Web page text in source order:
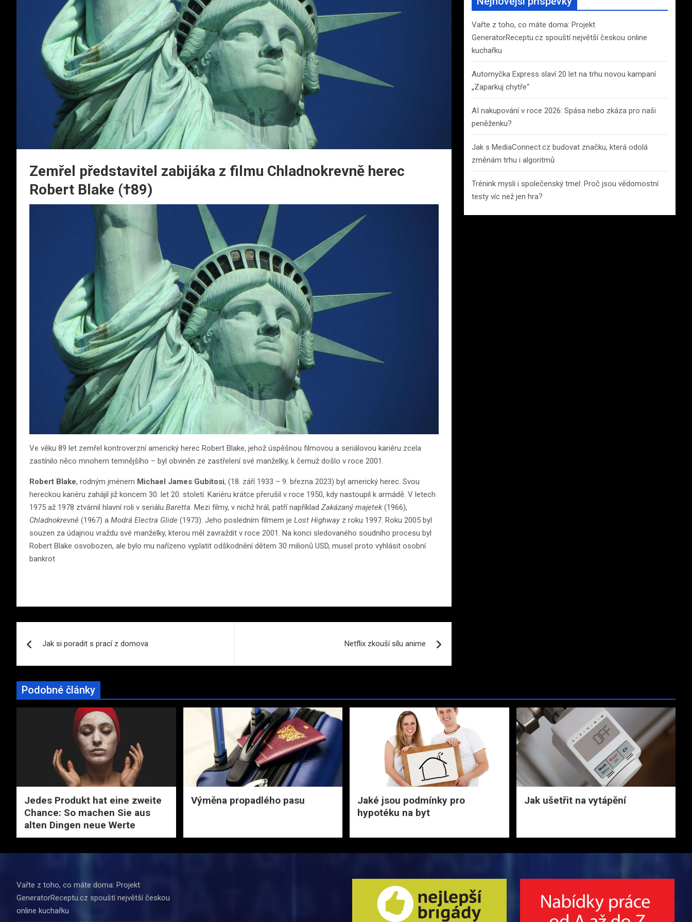
Zemřel představitel zabijáka z filmu Chladnokrevně herec
Robert Blake (†89)
Ve věku 89 let zemřel kontroverzní americký herec Robert Blake, jehož úspěšnou filmovou a seriálovou kariéru zcela
zastínilo něco mnohem temnějšího – byl obviněn ze zastřelení své manželky, k čemuž došlo v roce 2001.
Robert Blake, rodným jménem Michael James Gubitosi, (18. září 1933 – 9. března 2023) byl americký herec. Svou
hereckou kariéru zahájil již koncem 30. let 20. století. Kariéru krátce přerušil v roce 1950, kdy nastoupil k armádě. V letech
1975 až 1978 ztvárnil hlavní roli v seriálu Baretta . Mezi filmy, v nichž hrál, patří například Zakázaný majetek(1966),
Chladnokrevně (1967) a Modrá Electra Glide (1973). Jeho posledním filmem je Lost Highway z roku 1997. Roku 2005 byl
souzen za údajnou vraždu své manželky, kterou měl zavraždit v roce 2001. Na konci sledovaného soudního procesu byl
Robert Blake osvobozen, ale bylo mu nařízeno vyplatit odškodnění dětem 30 milionů USD, musel proto vyhlásit osobní
bankrot
pro
Jak si poradit s prací z domova Netflix zkouší sílu anime
h
Vařte z toho, co máte doma: Projekt
GeneratorReceptu.cz spouští největší českou online
kuchařku
Automyčka Express slaví 20 let na trhu novou kampaní
„Zaparkuj chytře“
AI nakupování v roce 2026: Spása nebo zkáza pro naši
peněženku?
Jak s MediaConnect.cz budovat značku, která odolá
změnám trhu i algoritmů
Trénink mysli i společenský tmel: Proč jsou vědomostní
testy víc než jen hra?
Podobné články
Jedes Produkt hat eine zweite
Chance: So machen Sie aus
alten Dingen neue Werte
Výměna propadlého pasu
Jaké jsou podmínky pro
hypotéku na byt
Jak ušetřit na vytápění
Vařte z toho, co máte doma: Projekt
GeneratorReceptu.cz spouští největší českou
online kuchařku